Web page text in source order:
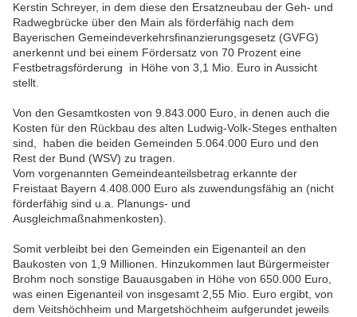
Kerstin Schreyer, in dem diese den Ersatzneubau der Geh- und
Radwegbrücke über den Main als förderfähig nach dem
Bayerischen Gemeindeverkehrsfinanzierungsgesetz (GVFG)
anerkennt und bei einem Fördersatz von 70 Prozent eine
Festbetragsförderung in Höhe von 3,1 Mio. Euro in Aussicht
stellt.
Von den Gesamtkosten von 9.843.000 Euro, in denen auch die
Kosten für den Rückbau des alten Ludwig-Volk-Steges enthalten
sind, haben die beiden Gemeinden 5.064.000 Euro und den
Rest der Bund (WSV) zu tragen.
Vom vorgenannten Gemeindeanteilsbetrag erkannte der
Freistaat Bayern 4.408.000 Euro als zuwendungsfähig an (nicht
förderfähig sind u.a. Planungs- und
Ausgleichmaßnahmenkosten).
Somit verbleibt bei den Gemeinden ein Eigenanteil an den
Baukosten von 1,9 Millionen. Hinzukommen laut Bürgermeister
Brohm noch sonstige Bauausgaben in Höhe von 650.000 Euro,
was einen Eigenanteil von insgesamt 2,55 Mio. Euro ergibt, von
dem Veitshöchheim und Margetshöchheim aufgerundet jeweils